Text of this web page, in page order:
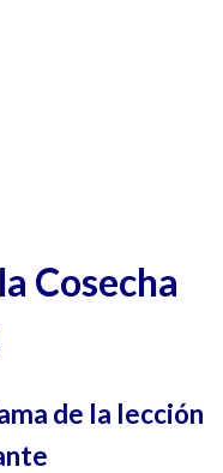
Cosecha
de la lección